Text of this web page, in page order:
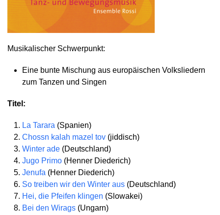
Musikalischer Schwerpunkt:
Eine bunte Mischung aus europäischen Volksliedern
zum Tanzen und Singen
Titel:
La Tarara (Spanien)
Chossn kalah mazel tov (jiddisch)
Winter ade (Deutschland)
Jugo Primo (Henner Diederich)
Jenufa (Henner Diederich)
So treiben wir den Winter aus (Deutschland)
Hei, die Pfeifen klingen (Slowakei)
Bei den Wirags (Ungarn)